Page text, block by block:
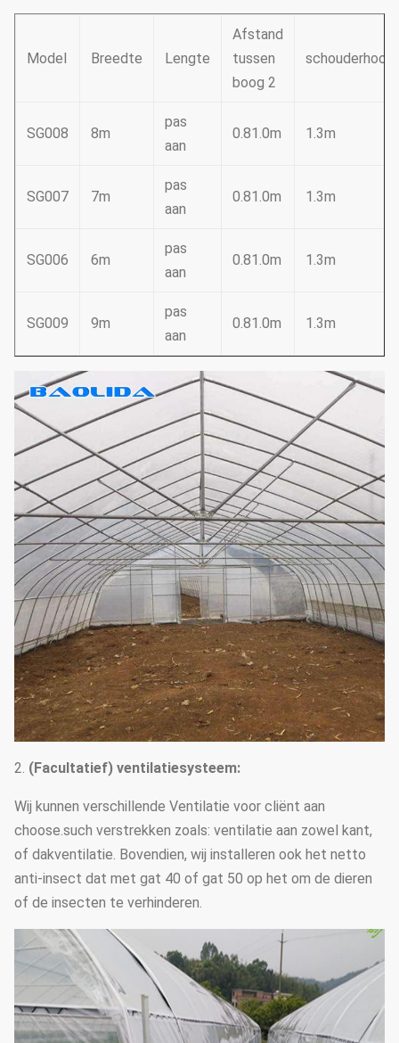
Model Breedte Lengte
Afstand
tussen
boog 2
SG008 8m
pas
aan
0.81.0m 1.3m
SG007 7m
pas
aan
0.81.0m 1.3m
SG006 6m
pas
aan
0.81.0m 1.3m
SG009 9m
pas
aan
0.81.0m 1.3m
2. (Facultatief) ventilatiesysteem:
Wij kunnen verschillende Ventilatie voor cliënt aan
choose.such verstrekken zoals: ventilatie aan zowel kant,
of dakventilatie. Bovendien, wij installeren ook het netto
anti-insect dat met gat 40 of gat 50 op het om de dieren
of de insecten te verhinderen.